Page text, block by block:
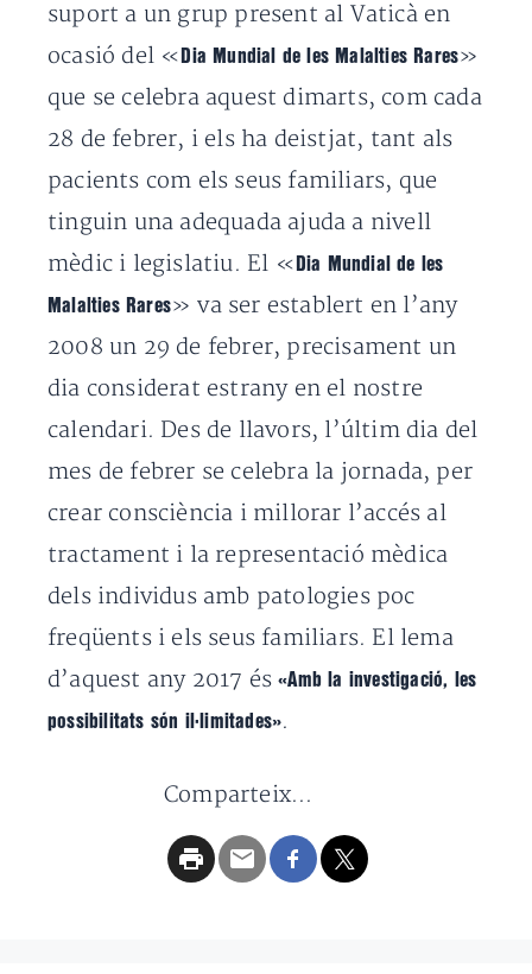
suport a un grup present al Vaticà en
ocasió del «Dia Mundial de les Malalties Rares»
que se celebra aquest dimarts, com cada
28 de febrer, i els ha deistjat, tant als
pacients com els seus familiars, que
tinguin una adequada ajuda a nivell
mèdic i legislatiu. El « Dia Mundial de les
Malalties Rares» va ser establert en l’any
2008 un 29 de febrer, precisament un
dia considerat estrany en el nostre
calendari. Des de llavors, l’últim dia del
mes de febrer se celebra la jornada, per
crear consciència i millorar l’accés al
tractament i la representació mèdica
dels individus amb patologies poc
freqüents i els seus familiars. El lema
d’aquest any 2017 és«Amb la investigació, les
possibilitats són il·limitades».
Comparteix...